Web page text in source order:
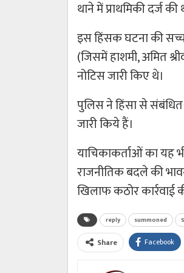
थाने में प्राथमिकी दर्ज की
इस हिंसक घटना की
(जिसमें हाशमी, अमित
नोटिस जारी किए थे।
पुलिस ने हिंसा से
जारी किये हैं।
याचिकाकर्ताओं का यह
राजनीतिक बदले की
खिलाफ कठोर कार्रवाई
reply summoned
Share Facebook